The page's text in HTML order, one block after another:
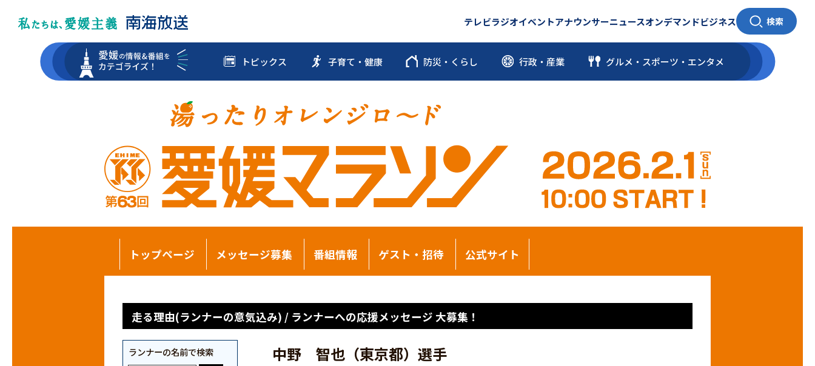
テレビラジオイベントアナウンサーニュースオンデマンドビジネス 検索
トピックス 子育て・健康 防災・くらし 行政・産業 グルメ・スポーツ ・ エンタメ
トップページ メッセージ募集 番組情報 ゲスト・招待 公式サイト
走る理由(ランナーの意気込み) / ランナーへの応援メッセージ 大募集！
ランナーの名前で検索 中野 智也（東京都）選手